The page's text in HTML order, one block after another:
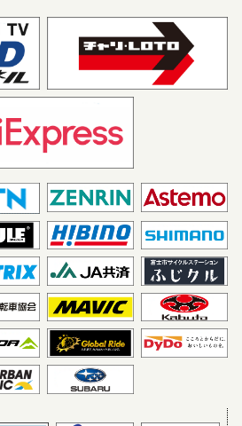
ム
シーキャッシュ X ボディラ
ップ
ツェ
VC福岡